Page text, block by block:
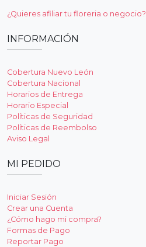
¿Quieres afiliar tu floreria o negocio?
INFORMACIÓN
Cobertura Nuevo León
Cobertura Nacional
Horarios de Entrega
Horario Especial
Políticas de Seguridad
Políticas de Reembolso
Aviso Legal
MI PEDIDO
Iniciar Sesión
Crear una Cuenta
¿Cómo hago mi compra?
Formas de Pago
Reportar Pago